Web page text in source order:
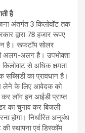
है
अंतर्गत 3 किलोवॉट तक
द्वारा 78 हजार रूपए
है। रूफटॉप सोलर
अलग-अलग है। उपभोक्ता
से अधिक क्षमता
का प्रावधान है।
लेने के लिए आवेदक को
कर लॉग इन आईडी प्राप्त
का चुनाव कर बिजली
होगा। निर्धारित अनुबंध
की स्थापना एवं डिस्कॉम